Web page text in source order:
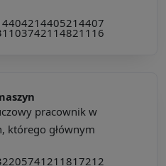
214405214407
742114821116
pracownik w
którego głównym
741211817212